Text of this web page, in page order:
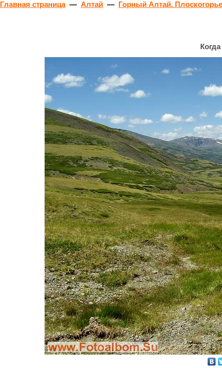
Главная страница— Алтай — Горный Алтай.